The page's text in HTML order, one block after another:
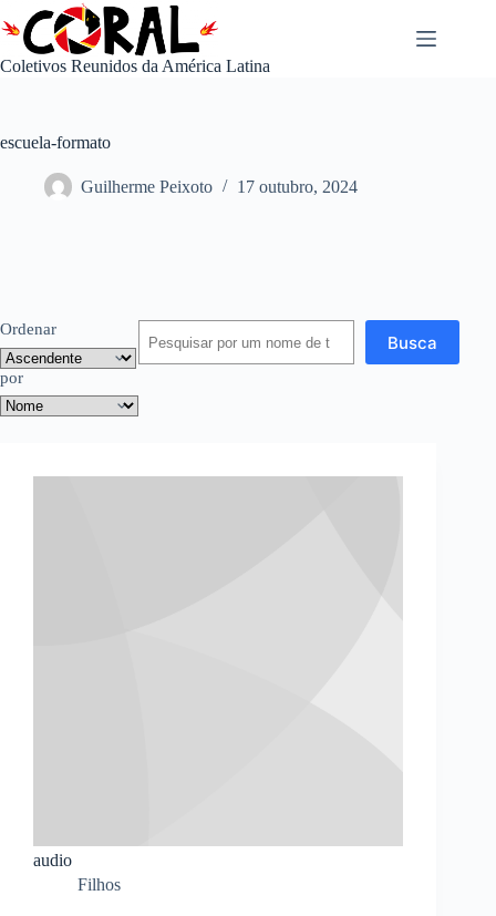
para
conteúdo
Coletivos Reunidos da América Latina
escuela-formato
Guilherme Peixoto 17 outubro, 2024
Ordenar
por
Busca
audio
Filhos